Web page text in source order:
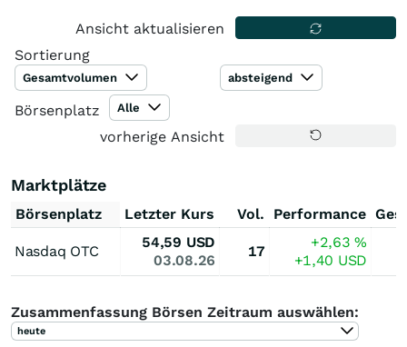
Ansicht aktualisieren
Sortierung
Gesamtvolumen absteigend
Börsenplatz Alle
vorherige Ansicht
Marktplätze
Börsenplatz Letzter Kurs Vol. Performance
Nasdaq OTC
54,59 USD
03.08.26
17
+2,63%
+1,40 USD
Zusammenfassung Börsen Zeitraum auswählen:
heute